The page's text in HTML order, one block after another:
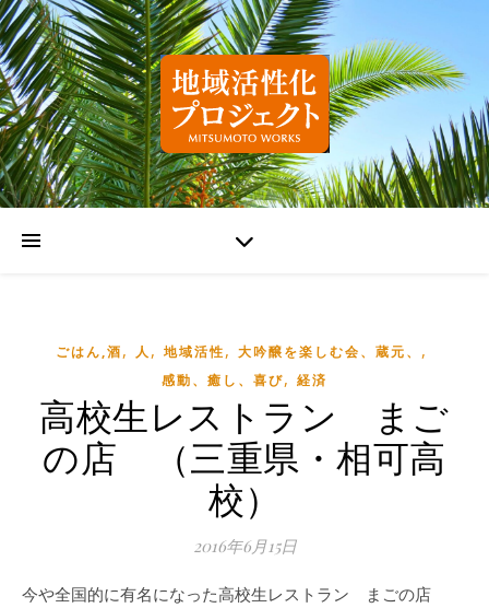
ごはん,酒, 人 , 地域活性, 大吟醸を楽しむ会、蔵元、 ,
感動、癒し、喜び, 経済
高校生レストラン まご
の店 （三重県・相可高
校）
2016年6月15日
今や全国的に有名になった高校生レストラン まごの店